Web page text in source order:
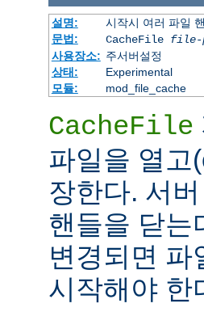
설명:
시작시 여러 파일
문법:
CacheFile file-
사용장소: 주서버설정
상태:
Experimental
모듈:
mod_file_cache
CacheFile
파일을 열고
장한다. 서
핸들을 닫는
변경되면 파
시작해야 한